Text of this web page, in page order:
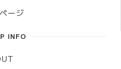
ージ
INFO